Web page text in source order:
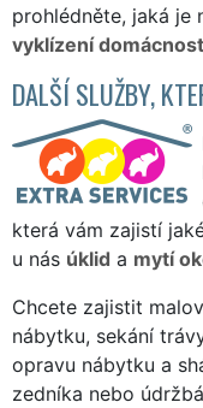
prohlédněte, jaká je
vyklízení
DALŠÍ SLUŽBY,
která vám zajistí
u nás úklid a mytí
Chcete zajistit
nábytku, sekání
opravu nábytku a
zedníka nebo